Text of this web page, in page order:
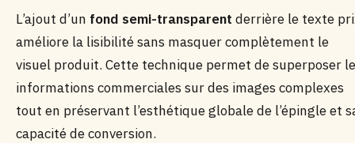
L’ajout d’un fond semi-transparent derrière le texte
améliore la lisibilité sans masquer complètement le
visuel produit. Cette technique permet de superposer
informations commerciales sur des images complexes
tout en préservant l’esthétique globale de l’épingle et
capacité de conversion.